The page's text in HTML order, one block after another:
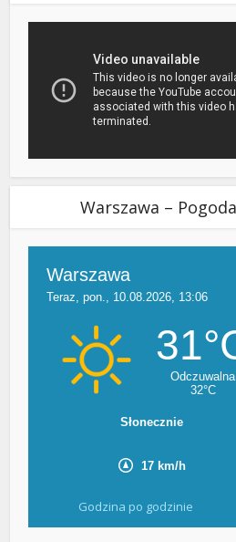
Warszawa –
Godzina po godzinie